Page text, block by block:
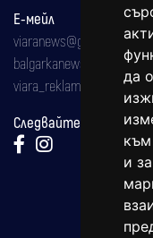
да
и
Е-мейл
viaranews@gmail.com
balgarkanews@gmail.com
viara_reklama@mail.bg
Следвайте ни: